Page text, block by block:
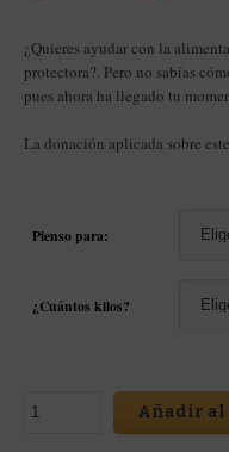
¿Quieres ayudar con la
protectora?. Pero no sabías
pues ahora ha llegado tu
La donación aplicada sobre
Pienso para:
¿Cuántos kilos?
Añadir al